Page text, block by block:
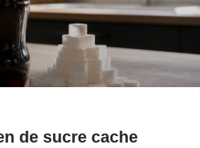
de sucre cache